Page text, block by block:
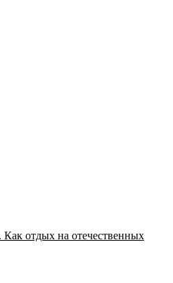
отдых на отечественных